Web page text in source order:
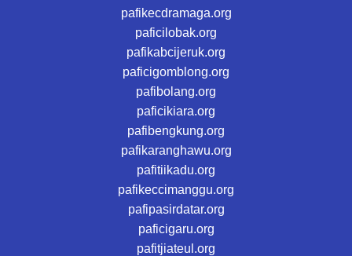
pafikecdramaga.org
paficilobak.org
pafikabcijeruk.org
paficigomblong.org
pafibolang.org
paficikiara.org
pafibengkung.org
pafikaranghawu.org
pafitiikadu.org
pafikeccimanggu.org
pafipasirdatar.org
paficigaru.org
pafitjiateul.org